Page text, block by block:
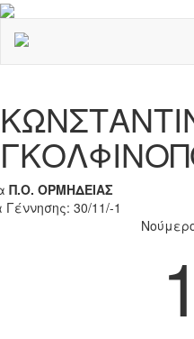
Π.Ο. ΟΡΜΗΔΕΙΑΣ
30/11/-1